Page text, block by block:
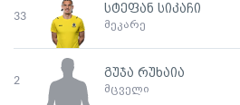
33
სტეფან სიკაჩი
მეკარე
2
გუჯა რუხაია
მცველი